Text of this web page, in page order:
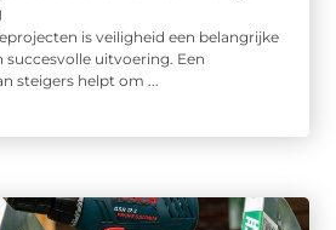
is veiligheid een belangrijke
uitvoering. Een
steigers helpt om ...